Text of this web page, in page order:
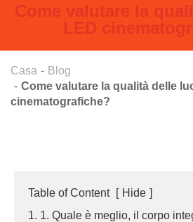
Come valutare la
LED
Casa
Blog
Come valutare la qualità delle
cinematografiche?
Table of Content [ Hide ]
1. 1. Quale è meglio, il corpo